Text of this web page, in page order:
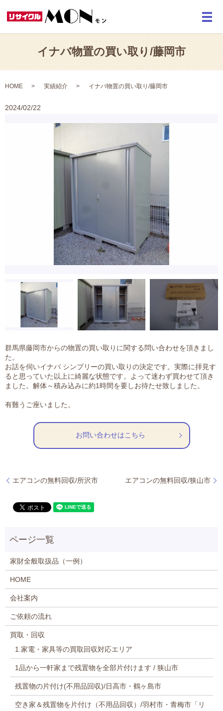
メ
イナバ物置の買い取り/藤岡市
HOME 実績紹介 イナバ物置の買い取り/藤岡市
2024/02/22
群馬県藤岡市からの物置の買い取りに関する問い合わせを頂きまし
た。
お話を伺いイナバ シンプリーの買い取りの決定です。実際に拝見す
ると思っていた以上に綺麗な状態です。よって迷わず買わせて頂き
ました。解体～積み込みに約1時間を要しお待たせ致しました。
有難うご座いました。
お問い合わせはこちら
エアコンの無料回収/所沢市 エアコンの無料回収/狭山市
家財全般取扱品（一例）
HOME
会社案内
ご依頼の流れ
買取・回収
1.家電・家具等の買取回収対応エリア
1品から一軒家まで残置物を全部片付けます / 狭山市
残置物の片付け(不用品回収)/日高市・鶴ヶ島市
空き家＆残置物を片付け（不用品回収）/羽村市・青梅市「リ